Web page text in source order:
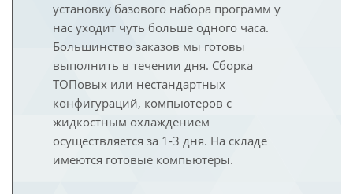
установку базового набора программ у
нас уходит чуть больше одного часа.
Большинство заказов мы готовы
выполнить в течении дня. Сборка
ТОПовых или нестандартных
конфигураций, компьютеров с
жидкостным охлаждением
осуществляется за 1-3 дня. На складе
имеются готовые компьютеры.